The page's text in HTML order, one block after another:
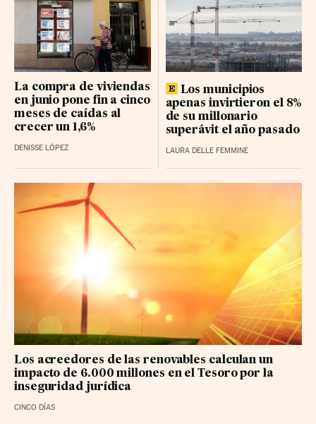
La compra de viviendas
en junio pone fin a cinco
meses de caídas al
crecer un 1,6%
DENISSE LÓPEZ
Los municipios
apenas invirtieron el 8%
de su millonario
superávit el año pasado
LAURA DELLE FEMMINE
Los acreedores de las renovables calculan un
impacto de 6.000 millones en el Tesoro por la
inseguridad jurídica
CINCO DÍAS